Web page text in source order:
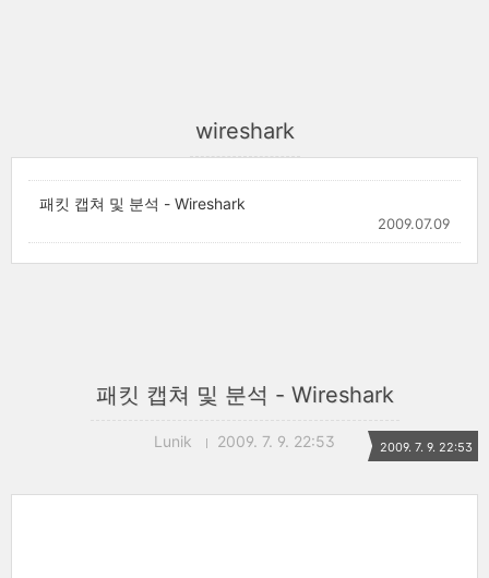
wireshark
패킷 캡쳐 및 분석 - Wireshark
2009.07.09
패킷 캡쳐 및 분석 - Wireshark
Lunik 2009. 7. 9. 22:53 2009. 7. 9. 22:53